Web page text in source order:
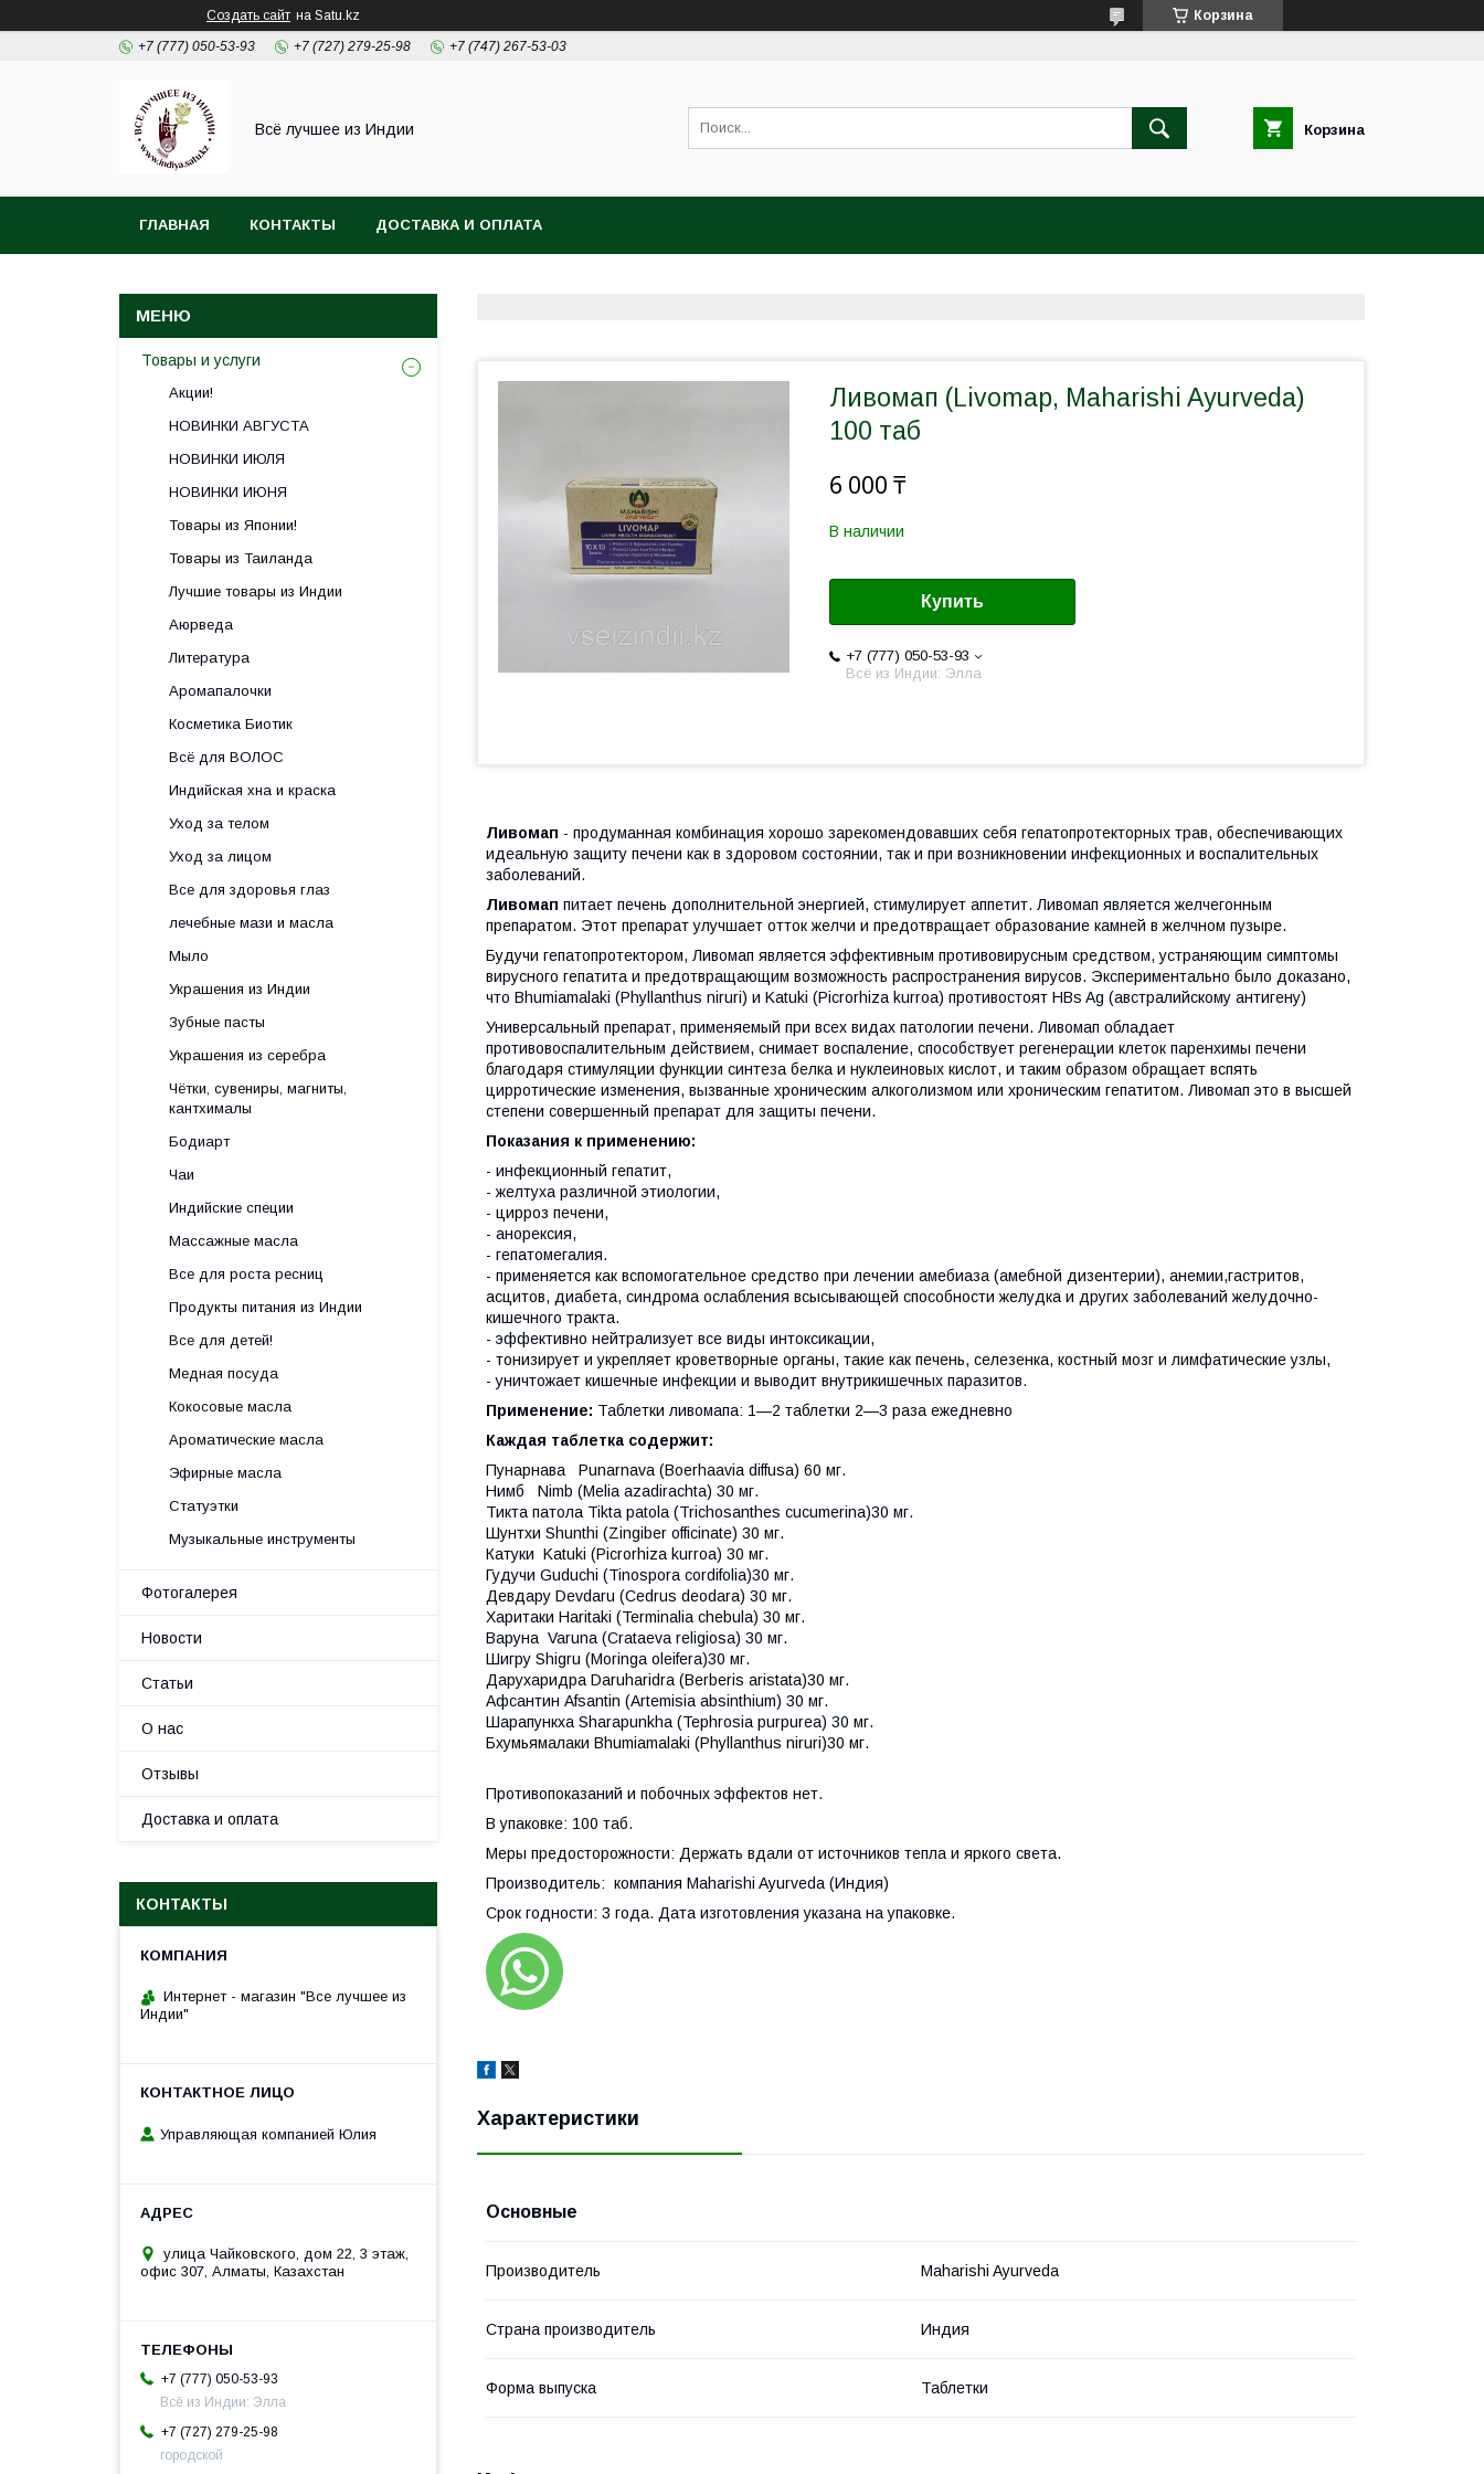
Создать сайт на Satu.kz Корзина
+7 (777) 050-53-93 +7 (727) 279-25-98 +7 (747) 267-53-03
Всё лучшее из Индии Корзина
ГЛАВНАЯ КОНТАКТЫ ДОСТАВКА И ОПЛАТА
Ливомап (Livomap, Maharishi Ayurveda)
100 таб
6 000 ₸
В наличии
Купить
+7 (777) 050-53-93
Всё из Индии: Элла
Ливомап - продуманная комбинация хорошо зарекомендовавших себя гепатопротекторных трав, обеспечивающих
идеальную защиту печени как в здоровом состоянии, так и при возникновении инфекционных и воспалительных
заболеваний.
Ливомап питает печень дополнительной энергией, стимулирует аппетит. Ливомап является желчегонным
препаратом. Этот препарат улучшает отток желчи и предотвращает образование камней в желчном пузыре.
Будучи гепатопротектором, Ливомап является эффективным противовирусным средством, устраняющим симптомы
вирусного гепатита и предотвращающим возможность распространения вирусов. Экспериментально было доказано,
что Bhumiamalaki (Phyllanthus niruri) и Katuki (Picrorhiza kurroa) противостоят HBs Ag (австралийскому антигену)
Универсальный препарат, применяемый при всех видах патологии печени. Ливомап обладает
противовоспалительным действием, снимает воспаление, способствует регенерации клеток паренхимы печени
благодаря стимуляции функции синтеза белка и нуклеиновых кислот, и таким образом обращает вспять
цирротические изменения, вызванные хроническим алкоголизмом или хроническим гепатитом. Ливомап это в высшей
степени совершенный препарат для защиты печени.
Показания к применению:
- инфекционный гепатит,
- желтуха различной этиологии,
- цирроз печени,
- анорексия,
- гепатомегалия.
- применяется как вспомогательное средство при лечении амебиаза (амебной дизентерии), анемии,гастритов,
асцитов, диабета, синдрома ослабления всысывающей способности желудка и других заболеваний желудочно-
кишечного тракта.
- эффективно нейтрализует все виды интоксикации,
- тонизирует и укрепляет кроветворные органы, такие как печень, селезенка, костный мозг и лимфатические узлы,
- уничтожает кишечные инфекции и выводит внутрикишечных паразитов.
Применение: Таблетки ливомапа: 1—2 таблетки 2—3 раза ежедневно
Каждая таблетка содержит:
Пунарнава Punarnava (Boerhaavia diffusa) 60 мг.
Нимб Nimb (Melia azadirachta) 30 мг.
Тикта патола Tikta patola (Trichosanthes cucumerina)30 мг.
Шунтхи Shunthi (Zingiber officinate) 30 мг.
Катуки Katuki (Picrorhiza kurroa) 30 мг.
Гудучи Guduchi (Tinospora cordifolia)30 мг.
Девдару Devdaru (Cedrus deodara) 30 мг.
Харитаки Haritaki (Terminalia chebula) 30 мг.
Варуна Varuna (Crataeva religiosa) 30 мг.
Шигру Shigru (Moringa oleifera)30 мг.
Дарухаридра Daruharidra (Berberis aristata)30 мг.
Афсантин Afsantin (Artemisia absinthium) 30 мг.
Шарапункха Sharapunkha (Tephrosia purpurea) 30 мг.
Бхумьямалаки Bhumiamalaki (Phyllanthus niruri)30 мг.
Противопоказаний и побочных эффектов нет.
В упаковке: 100 таб.
Меры предосторожности: Держать вдали от источников тепла и яркого света.
Производитель: компания Maharishi Ayurveda (Индия)
Срок годности: 3 года. Дата изготовления указана на упаковке.
Характеристики
Основные
Производитель Maharishi Ayurveda
Страна производитель Индия
Форма выпуска Таблетки
Товары и услуги
Акции!
НОВИНКИ АВГУСТА
НОВИНКИ ИЮЛЯ
НОВИНКИ ИЮНЯ
Товары из Японии!
Товары из Таиланда
Лучшие товары из Индии
Аюрведа
Литература
Аромапалочки
Косметика Биотик
Всё для ВОЛОС
Индийская хна и краска
Уход за телом
Уход за лицом
Все для здоровья глаз
лечебные мази и масла
Мыло
Украшения из Индии
Зубные пасты
Украшения из серебра
Чётки, сувениры, магниты,
кантхималы
Бодиарт
Чаи
Индийские специи
Массажные масла
Все для роста ресниц
Продукты питания из Индии
Все для детей!
Медная посуда
Кокосовые масла
Ароматические масла
Эфирные масла
Статуэтки
Музыкальные инструменты
Фотогалерея
Новости
Статьи
О нас
Отзывы
Доставка и оплата
КОНТАКТЫ
Интернет - магазин "Все лучшее из
Индии"
Управляющая компанией Юлия
улица Чайковского, дом 22, 3 этаж,
офис 307, Алматы, Казахстан
+7 (777) 050-53-93
Всё из Индии: Элла
+7 (727) 279-25-98
городской